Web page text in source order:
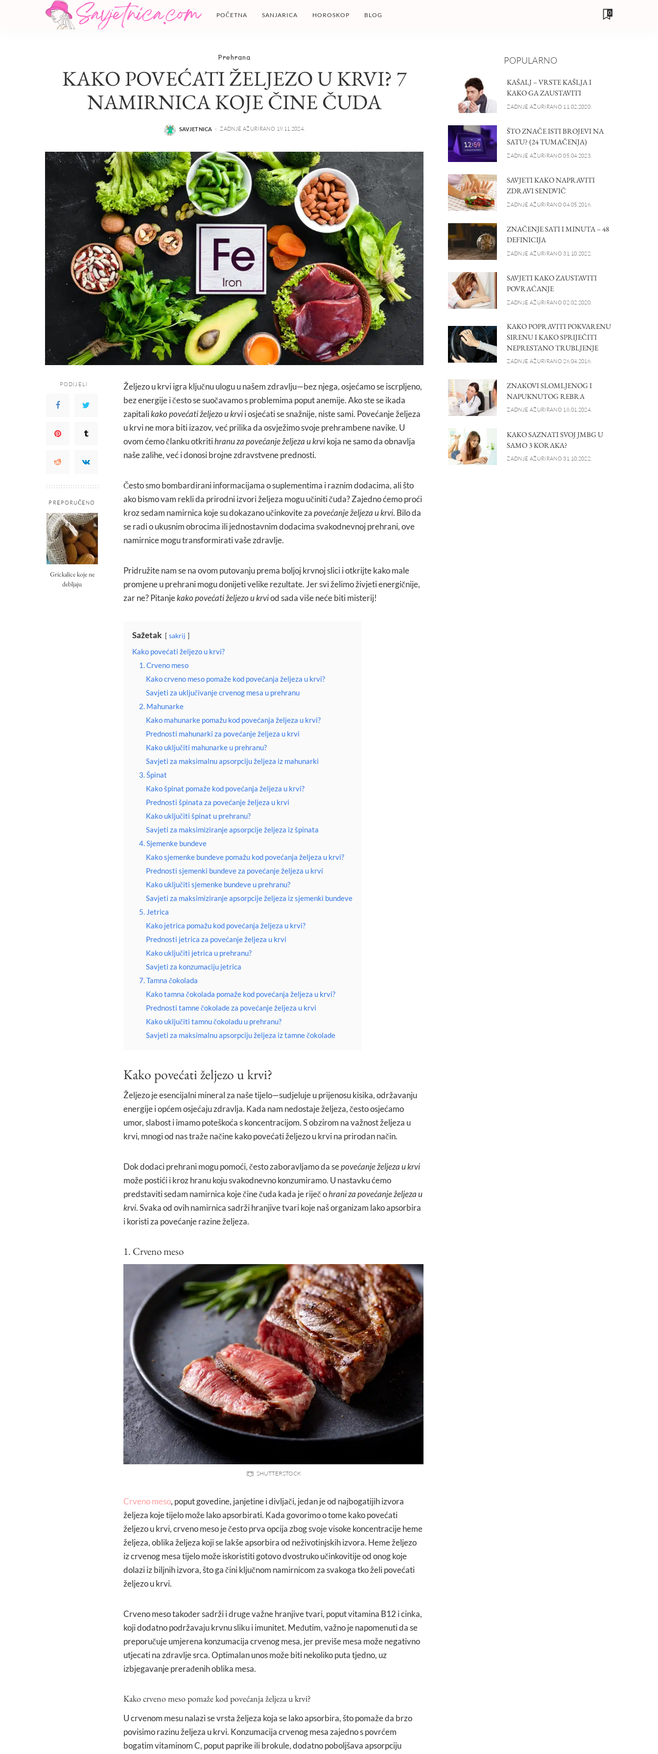
POČETNA SANJARICA HOROSKOP BLOG 0
Prehrana
KAKO POVEĆATI ŽELJEZO U KRVI? 7
NAMIRNICA KOJE ČINE ČUDA
POSTED
SAVJETNICA ZADNJE AŽURIRANO 19.11.2024.
PODIJELI
PREPORUČENO
Grickalice koje ne
debljaju
Željezo u krvi igra ključnu ulogu u našem zdravlju—bez njega, osjećamo se iscrpljeno,
bez energije i često se suočavamo s problemima poput anemije. Ako ste se ikada
zapitalikako povećati željezo u krvii osjećati se snažnije, niste sami. Povećanje željeza
u krvi ne mora biti izazov, već prilika da osvježimo svoje prehrambene navike. U
ovom ćemo članku otkritihranu za povećanje željeza u krvikoja ne samo da obnavlja
naše zalihe, već i donosi brojne zdravstvene prednosti.
Često smo bombardirani informacijama o suplementima i raznim dodacima, ali što
ako bismo vam rekli da prirodni izvori željeza mogu učiniti čuda? Zajedno ćemo proći
kroz sedam namirnica koje su dokazano učinkovite zapovećanje željeza u krvi. Bilo da
se radi o ukusnim obrocima ili jednostavnim dodacima svakodnevnoj prehrani, ove
namirnice mogu transformirati vaše zdravlje.
Pridružite nam se na ovom putovanju prema boljoj krvnoj slici i otkrijte kako male
promjene u prehrani mogu donijeti velike rezultate. Jer svi želimo živjeti energičnije,
zar ne? Pitanjekako povećati željezo u krviod sada više neće biti misterij!
Sažetak sakrij
Kako povećati željezo u krvi?
1. Crveno meso
Kako crveno meso pomaže kod povećanja željeza u krvi?
Savjeti za uključivanje crvenog mesa u prehranu
2. Mahunarke
Kako mahunarke pomažu kod povećanja željeza u krvi?
Prednosti mahunarki za povećanje željeza u krvi
Kako uključiti mahunarke u prehranu?
Savjeti za maksimalnu apsorpciju željeza iz mahunarki
3. Špinat
Kako špinat pomaže kod povećanja željeza u krvi?
Prednosti špinata za povećanje željeza u krvi
Kako uključiti špinat u prehranu?
Savjeti za maksimiziranje apsorpcije željeza iz špinata
4. Sjemenke bundeve
Kako sjemenke bundeve pomažu kod povećanja željeza u krvi?
Prednosti sjemenki bundeve za povećanje željeza u krvi
Kako uključiti sjemenke bundeve u prehranu?
Savjeti za maksimiziranje apsorpcije željeza iz sjemenki bundeve
5. Jetrica
Kako jetrica pomažu kod povećanja željeza u krvi?
Prednosti jetrica za povećanje željeza u krvi
Kako uključiti jetrica u prehranu?
Savjeti za konzumaciju jetrica
7. Tamna čokolada
Kako tamna čokolada pomaže kod povećanja željeza u krvi?
Prednosti tamne čokolade za povećanje željeza u krvi
Kako uključiti tamnu čokoladu u prehranu?
Savjeti za maksimalnu apsorpciju željeza iz tamne čokolade
Kako povećati željezo u krvi?
Željezo je esencijalni mineral za naše tijelo—sudjeluje u prijenosu kisika, održavanju
energije i općem osjećaju zdravlja. Kada nam nedostaje željeza, često osjećamo
umor, slabost i imamo poteškoća s koncentracijom. S obzirom na važnost željeza u
krvi, mnogi od nas traže načine kako povećati željezo u krvi na prirodan način.
Dok dodaci prehrani mogu pomoći, često zaboravljamo da sepovećanje željeza u krvi
može postići i kroz hranu koju svakodnevno konzumiramo. U nastavku ćemo
predstaviti sedam namirnica koje čine čuda kada je riječ ohrani za povećanje željeza u
krvi. Svaka od ovih namirnica sadrži hranjive tvari koje naš organizam lako apsorbira
i koristi za povećanje razine željeza.
1. Crveno meso
SHUTTERSTOCK
Crveno meso, poput govedine, janjetine i divljači, jedan je od najbogatijih izvora
željeza koje tijelo može lako apsorbirati. Kada govorimo o tome kako povećati
željezo u krvi, crveno meso je često prva opcija zbog svoje visoke koncentracije heme
željeza, oblika željeza koji se lakše apsorbira od neživotinjskih izvora. Heme željezo
iz crvenog mesa tijelo može iskoristiti gotovo dvostruko učinkovitije od onog koje
dolazi iz biljnih izvora, što ga čini ključnom namirnicom za svakoga tko želi povećati
željezo u krvi.
Crveno meso također sadrži i druge važne hranjive tvari, poput vitamina B12 i cinka,
koji dodatno podržavaju krvnu sliku i imunitet. Međutim, važno je napomenuti da se
preporučuje umjerena konzumacija crvenog mesa, jer previše mesa može negativno
utjecati na zdravlje srca. Optimalan unos može biti nekoliko puta tjedno, uz
izbjegavanje prerađenih oblika mesa.
Kako crveno meso pomaže kod povećanja željeza u krvi?
U crvenom mesu nalazi se vrsta željeza koja se lako apsorbira, što pomaže da brzo
povisimo razinu željeza u krvi. Konzumacija crvenog mesa zajedno s povrćem
bogatim vitaminom C, poput paprike ili brokule, dodatno poboljšava apsorpciju
POPULARNO
KAŠALJ – VRSTE KAŠLJA I
KAKO GA ZAUSTAVITI
ZADNJE AŽURIRANO 11.02.2020.
ŠTO ZNAČE ISTI BROJEVI NA
SATU? (24 TUMAČENJA)
ZADNJE AŽURIRANO 05.04.2023.
SAVJETI KAKO NAPRAVITI
ZDRAVI SENDVIČ
ZADNJE AŽURIRANO 04.05.2016.
ZNAČENJE SATI I MINUTA – 48
DEFINICIJA
ZADNJE AŽURIRANO 31.10.2022.
SAVJETI KAKO ZAUSTAVITI
POVRAĆANJE
ZADNJE AŽURIRANO 02.02.2020.
KAKO POPRAVITI POKVARENU
SIRENU I KAKO SPRIJEČITI
NEPRESTANO TRUBLJENJE
ZADNJE AŽURIRANO 26.04.2016.
ZNAKOVI SLOMLJENOG I
NAPUKNUTOG REBRA
ZADNJE AŽURIRANO 18.01.2024.
KAKO SAZNATI SVOJ JMBG U
SAMO 3 KORAKA?
ZADNJE AŽURIRANO 31.10.2022.